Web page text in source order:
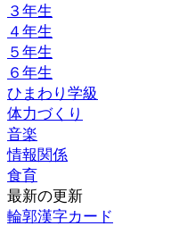
３年生
４年生
５年生
６年生
ひまわり学級
体力づくり
音楽
情報関係
食育
最新の更新
輪郭漢字カード